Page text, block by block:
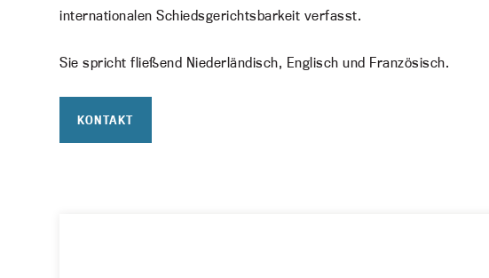
internationalen Schiedsgerichtsbarkeit verfasst.
Sie spricht fließend Niederländisch, Englisch und Französisch.
KONTAKT